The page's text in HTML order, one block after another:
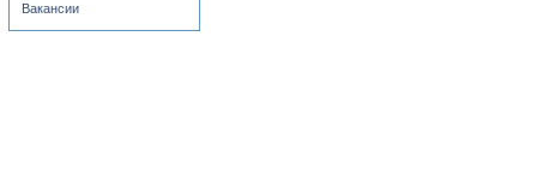
Вакансии